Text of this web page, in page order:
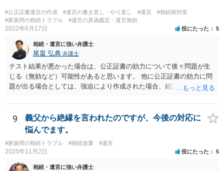
#公正証書遺言の作成 #遺言の書き直し・やり直し #遺言
#相続税対策
#家族間の相続トラブル
#遺言の真偽鑑定・遺言無効
2022年6月17日 役にたった 5
相続・遺言に強い弁護士
尾畠 弘典 弁護士
テスト結果が悪かった場合は、公正証書の効力について後々問題が生
じる（無効など）可能性があると思います。 他に公正証書の効力に問
題が出る場合としては、強迫により作成された場合、錯誤（勘違い）
すが、弁護士に作成を依頼する場合は、１０～数十万円程度になるケ
ースが多いと思います。 報酬体系は、弁護士ごとに異なりますので一
律の基準はありません。
9
義父から絶縁を言われたのですが、今後の対応に
悩んでます。
#家族間の相続トラブル #相続放棄 #遺言
2025年11月2日 役にたった 5
相続・遺言に強い弁護士